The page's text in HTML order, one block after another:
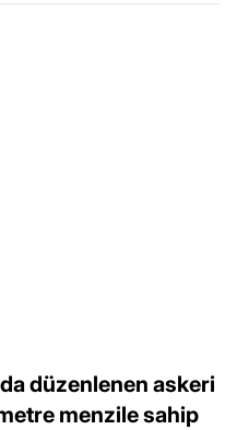
düzenlenen askeri
menzile sahip